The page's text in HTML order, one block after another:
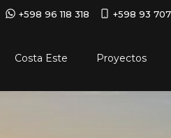
+598 96 118 318 +598 93
Costa Este Proyectos